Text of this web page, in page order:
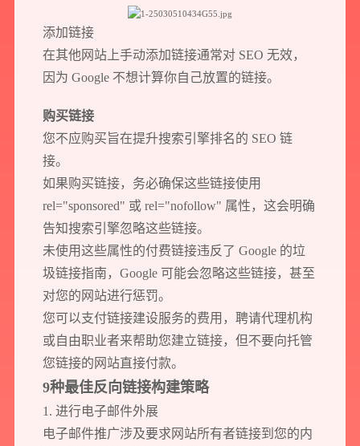
添加链接
在其他网站上手动添加链接通常对 SEO 无效，
因为 Google 不想计算你自己放置的链接。
购买链接
您不应购买旨在提升搜索引擎排名的 SEO 链
接。
如果购买链接，务必确保这些链接使用
rel="sponsored" 或 rel="nofollow" 属性，这会明确
告知搜索引擎忽略这些链接。
未使用这些属性的付费链接违反了 Google 的垃
圾链接指南，Google 可能会忽略这些链接，甚至
对您的网站进行惩罚。
您可以支付链接建设服务的费用，聘请代理机构
或自由职业者来帮助您建立链接，但不要向托管
您链接的网站直接付款。
9种最佳反向链接构建策略
1. 进行电子邮件外展
电子邮件推广涉及要求网站所有者链接到您的内